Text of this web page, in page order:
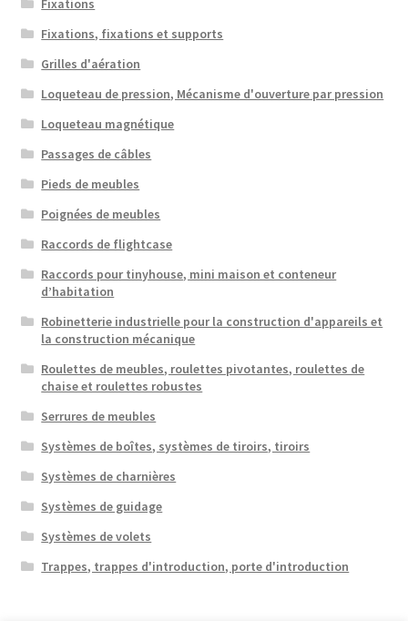
Fixations
Fixations, fixations et supports
Grilles d'aération
Loqueteau de pression, Mécanisme d'ouverture par pression
Loqueteau magnétique
Passages de câbles
Pieds de meubles
Poignées de meubles
Raccords de flightcase
Raccords pour tinyhouse, mini maison et conteneur
d’habitation
Robinetterie industrielle pour la construction d'appareils et
la construction mécanique
Roulettes de meubles, roulettes pivotantes, roulettes de
chaise et roulettes robustes
Serrures de meubles
Systèmes de boîtes, systèmes de tiroirs, tiroirs
Systèmes de charnières
Systèmes de guidage
Systèmes de volets
Trappes, trappes d'introduction, porte d'introduction